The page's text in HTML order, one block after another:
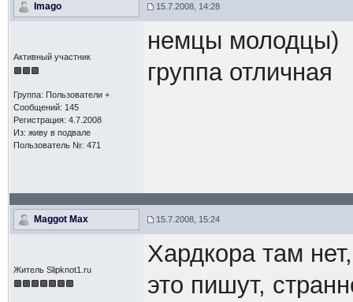
Imago 15.7.2008, 14:28
Активный участник
Группа: Пользователи +
Сообщений: 145
Регистрация: 4.7.2008
Из: живу в подвале
Пользователь №: 471
немцы молодцы)
группа отличная
Maggot Max 15.7.2008, 15:24
Житель Slipknot1.ru
Хардкора там
это пишут,